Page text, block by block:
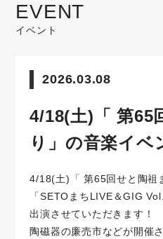
EVENT
イベント
2026.03.08
4/18(土)「 第65
り」の音楽イベ
4/18(土)「 第65回せと陶祖
「SETOまちLIVE＆GIG
出演させていただきます！
陶磁器の廉売市などが開催